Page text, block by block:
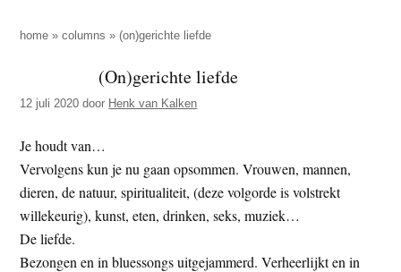
p
z
e
s
i
t
e
i
e
d
e
z
e
s
i
home »columns »(on)gerichte liefde
(On)gerichte liefde
12 juli 2020 door Henk van Kalken
Je houdt van…
Vervolgens kun je nu gaan opsommen. Vrouwen, mannen,
dieren, de natuur, spiritualiteit, (deze volgorde is volstrekt
willekeurig), kunst, eten, drinken, seks, muziek…
De liefde.
Bezongen en in bluessongs uitgejammerd. Verheerlijkt en in